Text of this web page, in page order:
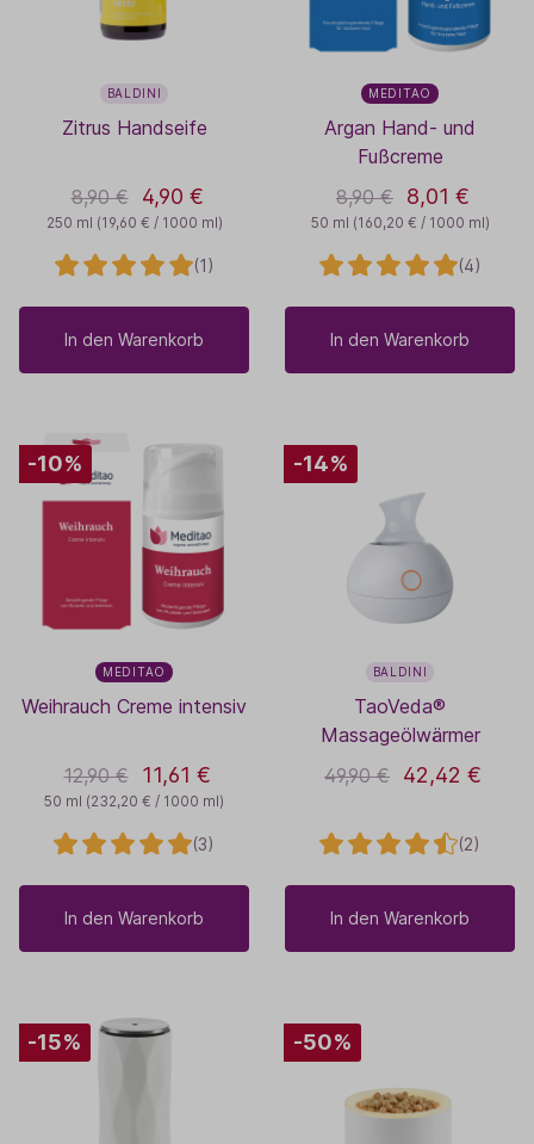
BALDINI
Zitrus Handseife
250 ml (19,60 € / 1000 ml)
8,90 € 4,90 €
(1)
In den Warenkorb
MEDITAO
Argan Hand- und
Fußcreme
50 ml (160,20 € / 1000 ml)
8,90 € 8,01 €
(4)
In den Warenkorb
-10%
MEDITAO
Weihrauch Creme intensiv
50 ml (232,20 € / 1000 ml)
12,90 € 11,61 €
(3)
In den Warenkorb
-14%
BALDINI
TaoVeda®
Massageölwärmer
49,90 € 42,42 €
(2)
In den Warenkorb
-15% -50%